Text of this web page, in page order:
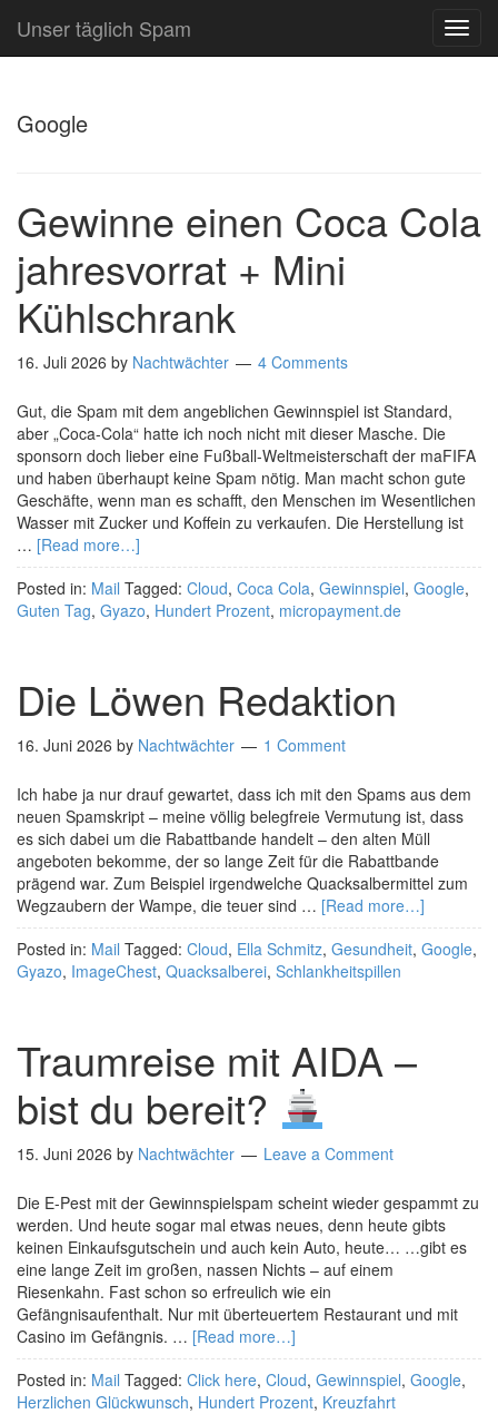
Unser täglich Spam
Google
Gewinne einen Coca Cola
jahresvorrat + Mini
Kühlschrank
16. Juli 2026 by Nachtwächter 4 Comments
Gut, die Spam mit dem angeblichen Gewinnspiel ist Standard,
aber „Coca-Cola“ hatte ich noch nicht mit dieser Masche. Die
sponsorn doch lieber eine Fußball-Weltmeisterschaft der maFIFA
und haben überhaupt keine Spam nötig. Man macht schon gute
Geschäfte, wenn man es schafft, den Menschen im Wesentlichen
Wasser mit Zucker und Koffein zu verkaufen. Die Herstellung ist
… [Read more…]
Posted in: Mail Tagged: Cloud, Coca Cola, Gewinnspiel, Google,
Guten Tag, Gyazo, Hundert Prozent, micropayment.de
Die Löwen Redaktion
16. Juni 2026 by Nachtwächter 1 Comment
Ich habe ja nur drauf gewartet, dass ich mit den Spams aus dem
neuen Spamskript – meine völlig belegfreie Vermutung ist, dass
es sich dabei um die Rabattbande handelt – den alten Müll
angeboten bekomme, der so lange Zeit für die Rabattbande
prägend war. Zum Beispiel irgendwelche Quacksalbermittel zum
Wegzaubern der Wampe, die teuer sind … [Read more…]
Posted in: Mail Tagged: Cloud, Ella Schmitz, Gesundheit, Google,
Gyazo, ImageChest, Quacksalberei, Schlankheitspillen
Traumreise mit AIDA –
bist du bereit?
15. Juni 2026 by Nachtwächter Leave a Comment
Die E-Pest mit der Gewinnspielspam scheint wieder gespammt zu
werden. Und heute sogar mal etwas neues, denn heute gibts
keinen Einkaufsgutschein und auch kein Auto, heute… …gibt es
eine lange Zeit im großen, nassen Nichts – auf einem
Riesenkahn. Fast schon so erfreulich wie ein
Gefängnisaufenthalt. Nur mit überteuertem Restaurant und mit
Casino im Gefängnis. … [Read more…]
Posted in: Mail Tagged: Click here, Cloud, Gewinnspiel, Google,
Herzlichen Glückwunsch, Hundert Prozent, Kreuzfahrt